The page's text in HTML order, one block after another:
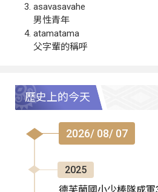
asavasavahe
男性青年
atamatama
父字輩的稱呼
歷史上的今天
2026/ 08/ 07
2025